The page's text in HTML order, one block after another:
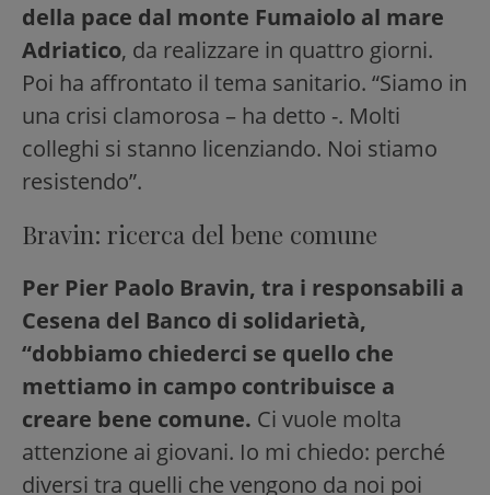
della pace dal monte Fumaiolo al mare
Adriatico, da realizzare in quattro giorni.
Poi ha affrontato il tema sanitario. “Siamo in
una crisi clamorosa – ha detto -. Molti
colleghi si stanno licenziando. Noi stiamo
resistendo”.
Bravin: ricerca del bene comune
Per Pier Paolo Bravin, tra i responsabili a
Cesena del Banco di solidarietà,
“dobbiamo chiederci se quello che
mettiamo in campo contribuisce a
creare bene comune. Ci vuole molta
attenzione ai giovani. Io mi chiedo: perché
diversi tra quelli che vengono da noi poi